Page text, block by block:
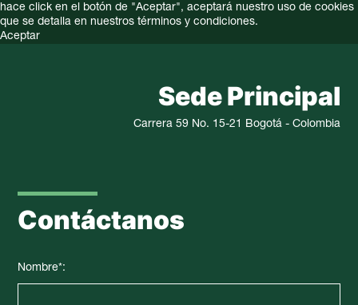
hace click en el botón de "Aceptar", aceptará nuestro uso de cookies
que se detalla en nuestros términos y condiciones.
Aceptar
Contáctanos
Nombre*:
Sede Principal
Carrera 59 No. 15-21 Bogotá - Colombia